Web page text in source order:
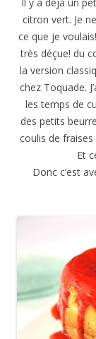
citron vert. Je
ce que je
très déçue! du
la version
chez Toquade.
les temps de
des petits
coulis de fraises
Et
Donc c’est